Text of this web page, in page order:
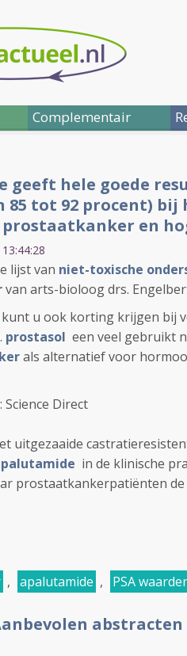
Complementair
geeft hele goede
85 tot 92 procent)
en
lijst van niet-toxische
van arts-bioloog drs.
kunt u ook korting krijgen bij
prostasol een veel gebruikt
als alternatief voor
Science Direct
uitgezaaide
in de klinische
prostaatkankerpatiënten
, apalutamide , PSA
Aanbevolen